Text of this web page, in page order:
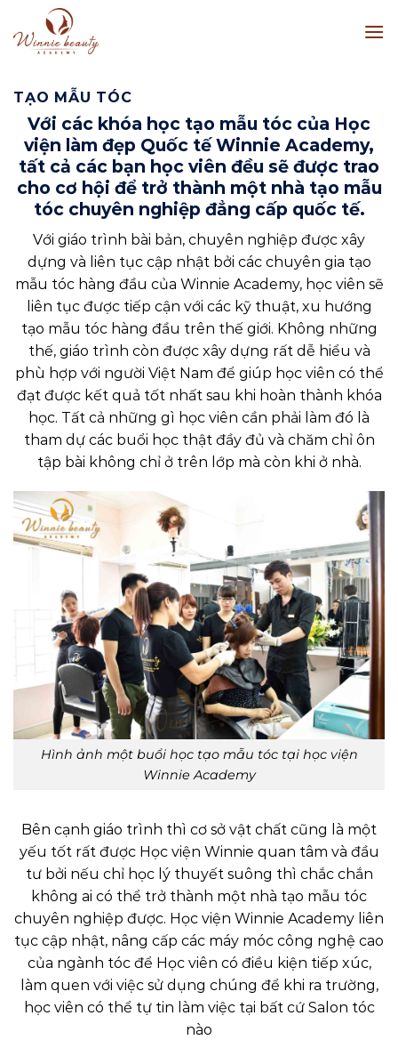
to
content
TẠO MẪU TÓC
Với các khóa học tạo mẫu tóc của Học
viện làm đẹp Quốc tế Winnie Academy,
tất cả các bạn học viên đều sẽ được trao
cho cơ hội để trở thành một nhà tạo mẫu
tóc chuyên nghiệp đẳng cấp quốc tế.
Với giáo trình bài bản, chuyên nghiệp được xây
dựng và liên tục cập nhật bởi các chuyên gia tạo
mẫu tóc hàng đầu của Winnie Academy, học viên sẽ
liên tục được tiếp cận với các kỹ thuật, xu hướng
tạo mẫu tóc hàng đầu trên thế giới. Không những
thế, giáo trình còn được xây dựng rất dễ hiểu và
phù hợp với người Việt Nam để giúp học viên có thể
đạt được kết quả tốt nhất sau khi hoàn thành khóa
học. Tất cả những gì học viên cần phải làm đó là
tham dự các buổi học thật đầy đủ và chăm chỉ ôn
tập bài không chỉ ở trên lớp mà còn khi ở nhà.
Hình ảnh một buổi học tạo mẫu tóc tại học viện
Winnie Academy
Bên cạnh giáo trình thì cơ sở vật chất cũng là một
yếu tốt rất được Học viện Winnie quan tâm và đầu
tư bởi nếu chỉ học lý thuyết suông thì chắc chắn
không ai có thể trở thành một nhà tạo mẫu tóc
chuyên nghiệp được. Học viện Winnie Academy liên
tục cập nhật, nâng cấp các máy móc công nghệ cao
của ngành tóc để Học viên có điều kiện tiếp xúc,
làm quen với việc sử dụng chúng để khi ra trường,
học viên có thể tự tin làm việc tại bất cứ Salon tóc
nào